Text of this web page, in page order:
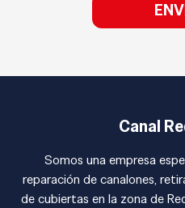
Canal
Somos una empresa
reparación de canalones,
de cubiertas en la zona de